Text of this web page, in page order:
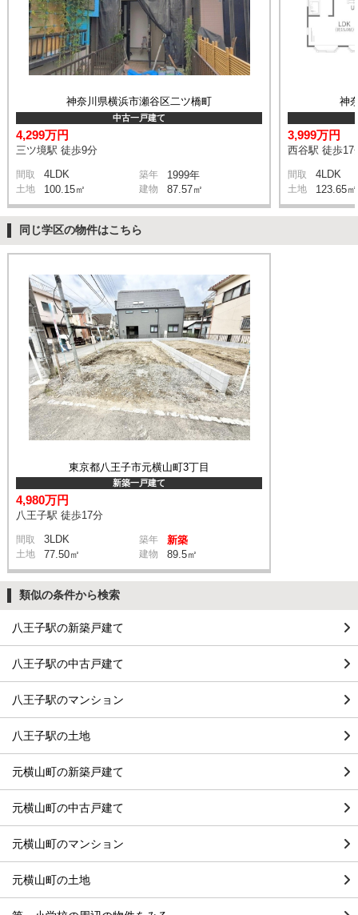
神奈川県横浜市瀬谷区二ツ橋町
中古一戸建て
4,299万円
三ツ境駅 徒歩9分
間取 4LDK 築年 1999年
土地 100.15㎡ 建物 87.57㎡
神
3,999万円
西谷駅 徒歩17
間取 4LDK
土地 123.65㎡
同じ学区の物件はこちら
東京都八王子市元横山町3丁目
新築一戸建て
4,980万円
八王子駅 徒歩17分
間取 3LDK 築年 新築
土地 77.50㎡ 建物 89.5㎡
類似の条件から検索
八王子駅の新築戸建て
八王子駅の中古戸建て
八王子駅のマンション
八王子駅の土地
元横山町の新築戸建て
元横山町の中古戸建て
元横山町のマンション
元横山町の土地